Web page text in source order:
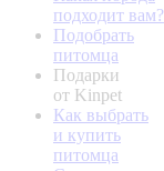
подходит вам?
Подобрать
питомца
Подарки
от Kinpet
Как выбрать
и купить
питомца